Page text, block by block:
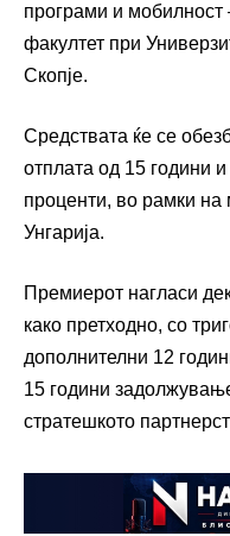
програми и
факултет при
Скопје.
Средствата ќе се
отплата од 15 години
проценти, во рамки на
Унгарија.
Премиерот нагласи
како претходно, со
дополнителни 12
15 години
стратешкото